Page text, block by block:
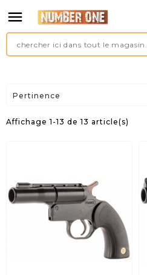

Pertinence
Affichage 1-13 de 13 article(s)